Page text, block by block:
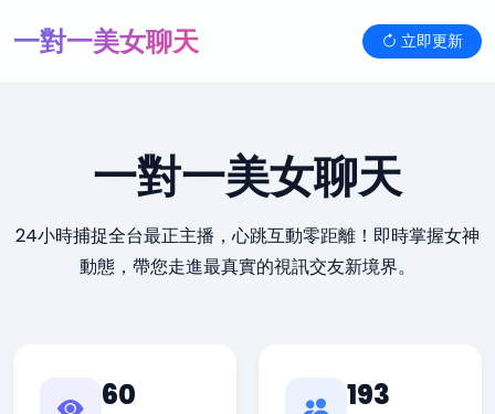
一對一美女聊天 立即更新
一對一美女聊天
24小時捕捉全台最正主播，心跳互動零距離！即時掌握女神
動態，帶您走進最真實的視訊交友新境界。
60 193